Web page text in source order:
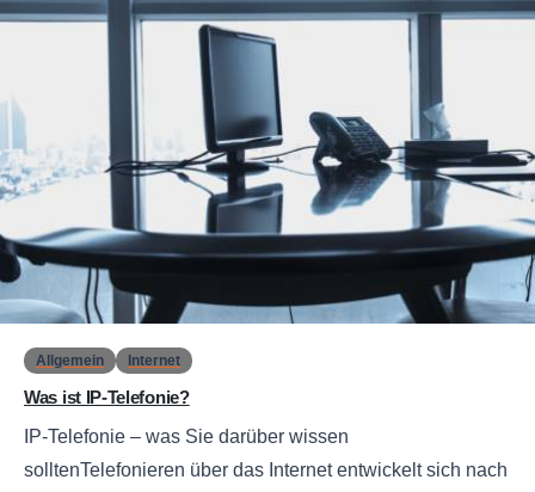
Allgemein Internet
Was ist IP-Telefonie?
IP-Telefonie – was Sie darüber wissen
solltenTelefonieren über das Internet entwickelt sich nach